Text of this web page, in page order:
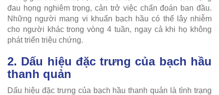
đau họng nghiêm trọng, cản trở việc chẩn đoán ban đầu.
Những người mang vi khuẩn bạch hầu có thể lây nhiễm
cho người khác trong vòng 4 tuần, ngay cả khi họ không
phát triển triệu chứng.
2. Dấu hiệu đặc trưng của bạch hầu
thanh quản
Dấu hiệu đặc trưng của bạch hầu thanh quản là tình trạng